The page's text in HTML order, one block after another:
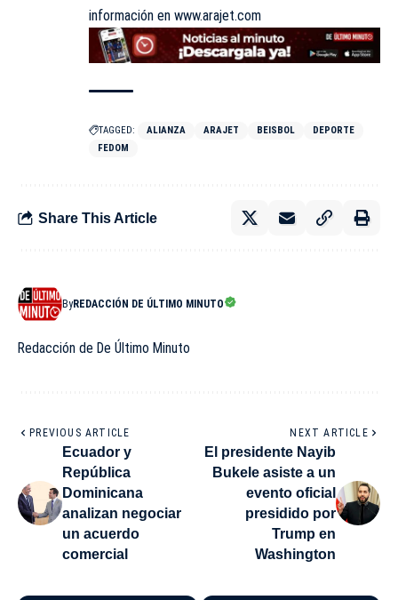
información en www.arajet.com
TAGGED: ALIANZA ARAJET BEISBOL
DEPORTE
FEDOM
Share This Article
ByREDACCIÓN DE ÚLTIMO MINUTO
Redacción de De Último Minuto
PREVIOUS ARTICLE
Ecuador y
República
Dominicana
analizan negociar
un acuerdo
comercial
NEXT ARTICLE
El presidente Nayib
Bukele asiste a un
evento oficial
presidido por
Trump en
Washington